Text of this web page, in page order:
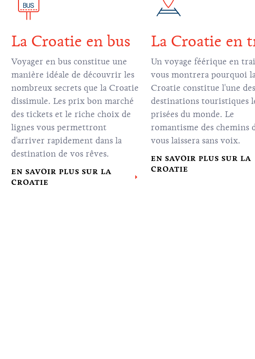
La Croatie en bus
Voyager en bus constitue une
manière idéale de découvrir les
nombreux secrets que la Croatie
dissimule. Les prix bon marché
des tickets et le riche choix de
lignes vous permettront
d'arriver rapidement dans la
destination de vos rêves.
EN SAVOIR PLUS SUR LA
CROATIE
La Croatie en
Un voyage féérique en
vous montrera pourquoi
Croatie constitue l'une des
destinations touristiques
prisées du monde. Le
romantisme des chemins
vous laissera sans voix.
EN SAVOIR PLUS SUR LA
CROATIE